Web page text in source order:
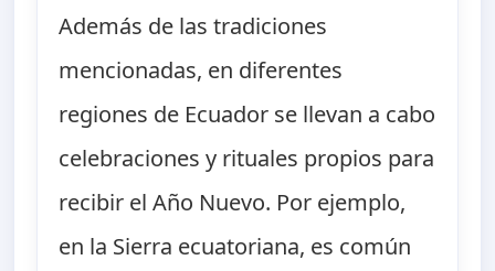
Además de las tradiciones
mencionadas, en diferentes
regiones de Ecuador se llevan a cabo
celebraciones y rituales propios para
recibir el Año Nuevo. Por ejemplo,
en la Sierra ecuatoriana, es común